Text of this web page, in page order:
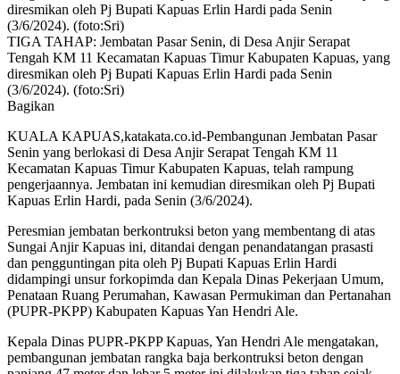
TIGA TAHAP: Jembatan Pasar Senin, di Desa Anjir Serapat
Tengah KM 11 Kecamatan Kapuas Timur Kabupaten Kapuas, yang
diresmikan oleh Pj Bupati Kapuas Erlin Hardi pada Senin
(3/6/2024). (foto:Sri)
Bagikan
KUALA KAPUAS,katakata.co.id-Pembangunan Jembatan Pasar
Senin yang berlokasi di Desa Anjir Serapat Tengah KM 11
Kecamatan Kapuas Timur Kabupaten Kapuas, telah rampung
pengerjaannya. Jembatan ini kemudian diresmikan oleh Pj Bupati
Kapuas Erlin Hardi, pada Senin (3/6/2024).
Peresmian jembatan berkontruksi beton yang membentang di atas
Sungai Anjir Kapuas ini, ditandai dengan penandatangan prasasti
dan pengguntingan pita oleh Pj Bupati Kapuas Erlin Hardi
didampingi unsur forkopimda dan Kepala Dinas Pekerjaan Umum,
Penataan Ruang Perumahan, Kawasan Permukiman dan Pertanahan
(PUPR-PKPP) Kabupaten Kapuas Yan Hendri Ale.
Kepala Dinas PUPR-PKPP Kapuas, Yan Hendri Ale mengatakan,
pembangunan jembatan rangka baja berkontruksi beton dengan